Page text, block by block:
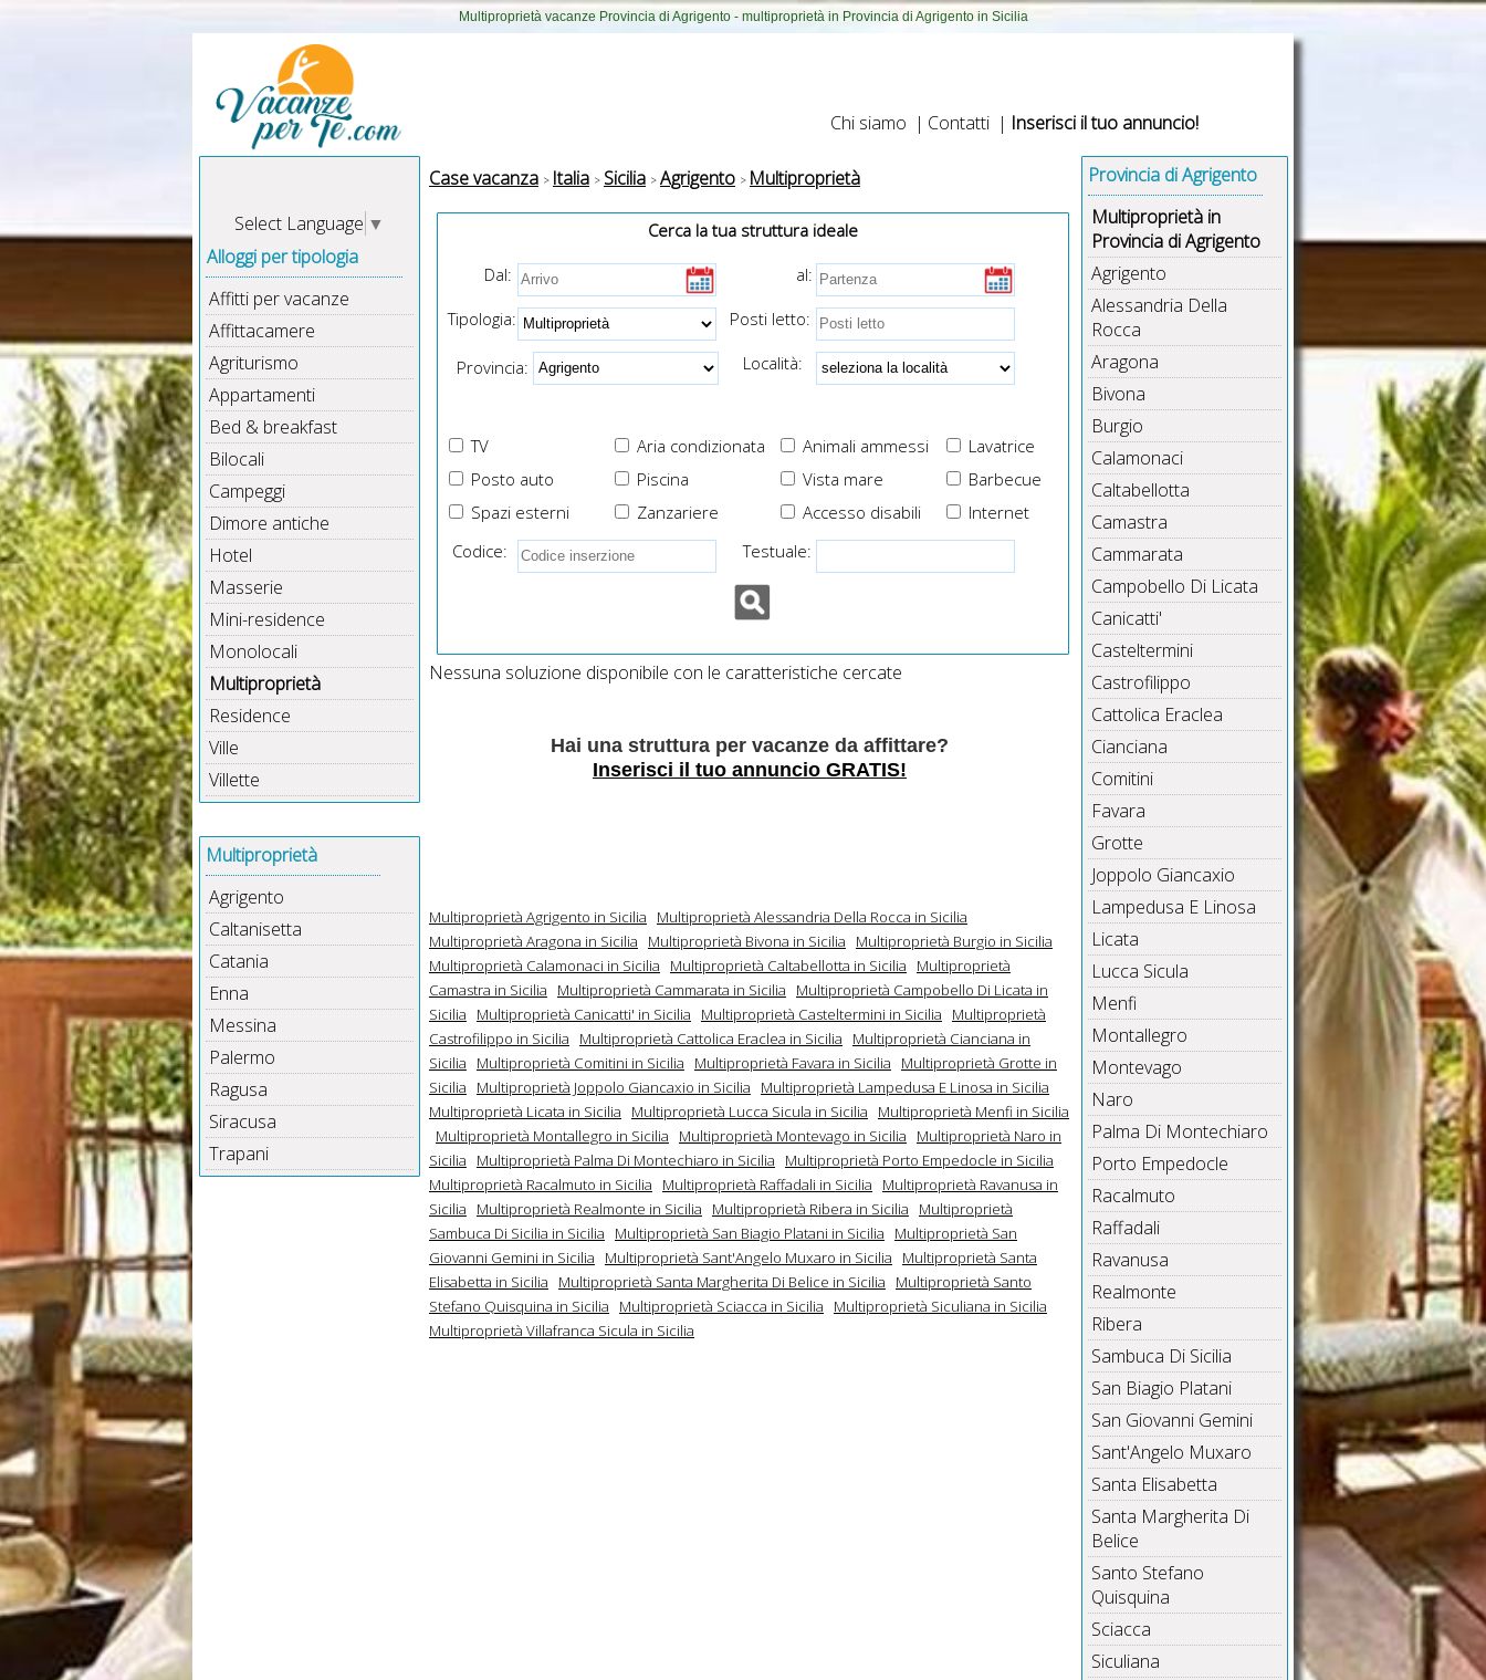
Multiproprietà vacanze Provincia di Agrigento - multiproprietà in Provincia di Agrigento in Sicilia
Chi siamo | Contatti | Inserisci il tuo annuncio!
Select Language ▼
Alloggi per tipologia
Affitti per vacanze
Affittacamere
Agriturismo
Appartamenti
Bed & breakfast
Bilocali
Campeggi
Dimore antiche
Hotel
Masserie
Mini-residence
Monolocali
Multiproprietà
Residence
Ville
Villette
Multiproprietà
Agrigento
Caltanisetta
Catania
Enna
Messina
Palermo
Ragusa
Siracusa
Trapani
Case vacanza Italia Sicilia Agrigento Multiproprietà
Cerca la tua struttura ideale
Dal:
al:
Tipologia:
Posti letto:
Provincia: Località:
TV Aria condizionata Animali ammessi
Lavatrice
Posto auto
Piscina Vista mare
Barbecue
Spazi esterni
Zanzariere Internet
Accesso disabili
Codice:
Testuale:
Nessuna soluzione disponibile con le caratteristiche cercate
Hai una struttura per vacanze da affittare?
Inserisci il tuo annuncio GRATIS!
Multiproprietà Agrigento in Sicilia
Multiproprietà Alessandria Della Rocca in Sicilia
Multiproprietà Aragona in Sicilia
Multiproprietà Bivona in Sicilia
Multiproprietà Burgio in Sicilia
Multiproprietà Calamonaci in Sicilia
Multiproprietà Caltabellotta in Sicilia
Multiproprietà
Camastra in Sicilia
Multiproprietà Cammarata in Sicilia
Multiproprietà Campobello Di Licata in
Sicilia
Multiproprietà Canicatti' in Sicilia Multiproprietà Casteltermini in Sicilia
Multiproprietà
Castrofilippo in Sicilia
Multiproprietà Cattolica Eraclea in Sicilia
Multiproprietà Cianciana in
Sicilia
Multiproprietà Comitini in Sicilia Multiproprietà Favara in Sicilia
Multiproprietà Grotte in
Sicilia
Multiproprietà Joppolo Giancaxio in Sicilia
Multiproprietà Lampedusa E Linosa in Sicilia
Multiproprietà Licata in Sicilia
Multiproprietà Lucca Sicula in Sicilia
Multiproprietà Menfi in Sicilia
Multiproprietà Montallegro in Sicilia
Multiproprietà Montevago in Sicilia
Multiproprietà Naro in
Sicilia
Multiproprietà Palma Di Montechiaro in Sicilia
Multiproprietà Porto Empedocle in Sicilia
Multiproprietà Racalmuto in Sicilia
Multiproprietà Raffadali in Sicilia
Multiproprietà Ravanusa in
Sicilia
Multiproprietà Realmonte in Sicilia Multiproprietà Ribera in Sicilia
Multiproprietà
Sambuca Di Sicilia in Sicilia
Multiproprietà San Biagio Platani in Sicilia
Multiproprietà San
Giovanni Gemini in Sicilia
Multiproprietà Sant'Angelo Muxaro in Sicilia
Multiproprietà Santa
Elisabetta in Sicilia
Multiproprietà Santa Margherita Di Belice in Sicilia
Multiproprietà Santo
Stefano Quisquina in Sicilia
Multiproprietà Sciacca in Sicilia
Multiproprietà Siculiana in Sicilia
Multiproprietà Villafranca Sicula in Sicilia
Provincia di Agrigento
Multiproprietà in
Provincia di Agrigento
Agrigento
Alessandria Della
Rocca
Aragona
Bivona
Burgio
Calamonaci
Caltabellotta
Camastra
Cammarata
Campobello Di Licata
Canicatti'
Casteltermini
Castrofilippo
Cattolica Eraclea
Cianciana
Comitini
Favara
Grotte
Joppolo Giancaxio
Lampedusa E Linosa
Licata
Lucca Sicula
Menfi
Montallegro
Montevago
Naro
Palma Di Montechiaro
Porto Empedocle
Racalmuto
Raffadali
Ravanusa
Realmonte
Ribera
Sambuca Di Sicilia
San Biagio Platani
San Giovanni Gemini
Sant'Angelo Muxaro
Santa Elisabetta
Santa Margherita Di
Belice
Santo Stefano
Quisquina
Sciacca
Siculiana